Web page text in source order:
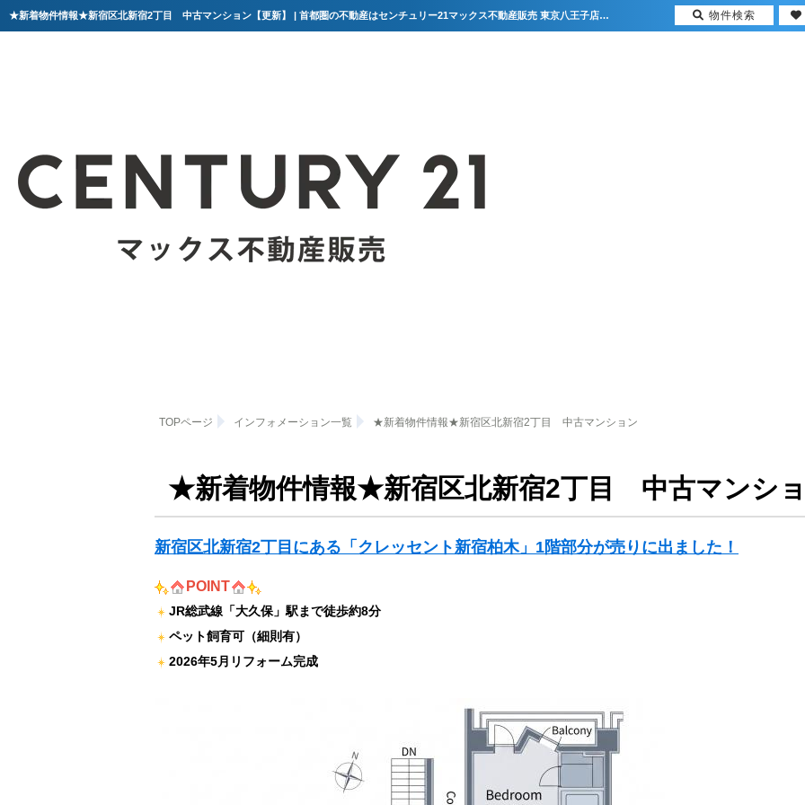
★新着物件情報★新宿区北新宿2丁目 中古マンション【更新】 | 首都圏の不動産はセンチュリー21マックス不動産販売 東京八王子店・東京荻窪店
TOPページ インフォメーション一覧 ★新着物件情報★新宿区北新宿2丁目 中古マンション
★新着物件情報★新宿区北新宿2丁目 中古マンシ
新宿区北新宿2丁目にある「クレッセント新宿柏木」1階部分が売りに出ました！
POINT
JR総武線「大久保」駅まで徒歩約8分
ペット飼育可（細則有）
2026年5月リフォーム完成
物件検索